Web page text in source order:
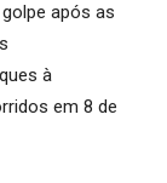
após as
à
em 8 de